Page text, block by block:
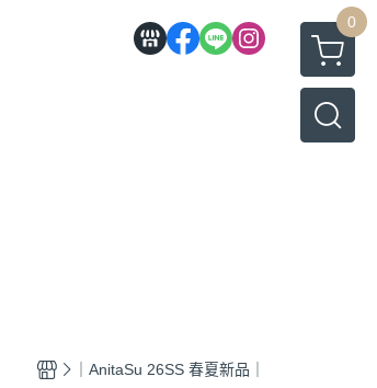
0
｜AnitaSu 26SS 春夏新品｜